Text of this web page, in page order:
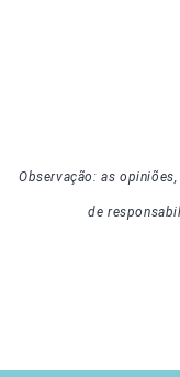
Observação: as
de